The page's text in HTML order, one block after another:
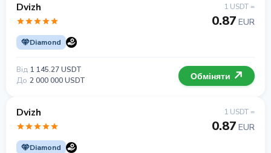
Dvizh
Diamond
1 USDT =
0.87 EUR
Від 1 145.27 USDT
До 2 000 000 USDT Обміняти
Dvizh
Diamond
1 USDT =
0.87 EUR